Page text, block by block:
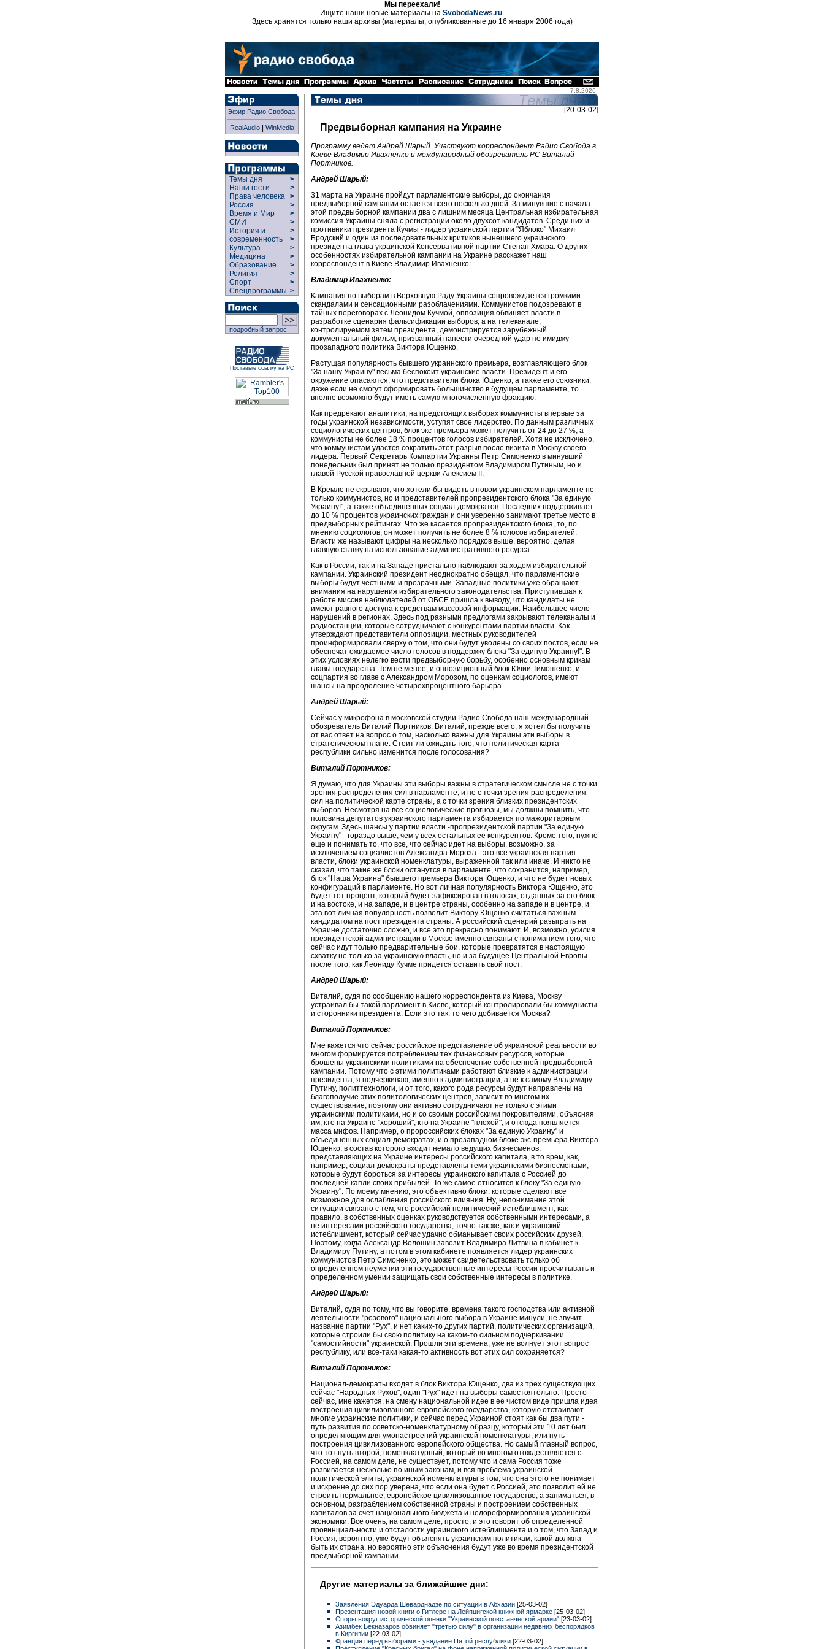
Мы переехали!
Ищите наши новые материалы на SvobodaNews.ru.
Здесь хранятся только наши архивы (материалы, опубликованные до 16 января 2006 года)
7.8.2026
Эфир Радио Свобода
RealAudio| WinMedia
Темы дня
>
Наши гости
>
Права человека >
Россия
>
Время и Мир
>
СМИ
>
История и
современность
>
>
Культура
>
Медицина
>
Образование
>
Религия
>
Спорт
>
Спецпрограммы >
подробный запрос
Поставьте ссылку на РС
[20-03-02]
Предвыборная кампания на Украине
Программу ведет Андрей Шарый. Участвуют корреспондент Радио Свобода в
Киеве Владимир Ивахненко и международный обозреватель РС Виталий
Портников.
Андрей Шарый:
31 марта на Украине пройдут парламентские выборы, до окончания
предвыборной кампании остается всего несколько дней. За минувшие с начала
этой предвыборной кампании два с лишним месяца Центральная избирательная
комиссия Украины сняла с регистрации около двухсот кандидатов. Среди них и
противники президента Кучмы - лидер украинской партии "Яблоко" Михаил
Бродский и один из последовательных критиков нынешнего украинского
президента глава украинской Консервативной партии Степан Хмара. О других
особенностях избирательной кампании на Украине расскажет наш
корреспондент в Киеве Владимир Ивахненко:
Владимир Ивахненко:
Кампания по выборам в Верховную Раду Украины сопровождается громкими
скандалами и сенсационными разоблачениями. Коммунистов подозревают в
тайных переговорах с Леонидом Кучмой, оппозиция обвиняет власти в
разработке сценария фальсификации выборов, а на телеканале,
контролируемом зятем президента, демонстрируется зарубежный
документальный фильм, призванный нанести очередной удар по имиджу
прозападного политика Виктора Ющенко.
Растущая популярность бывшего украинского премьера, возглавляющего блок
"За нашу Украину" весьма беспокоит украинские власти. Президент и его
окружение опасаются, что представители блока Ющенко, а также его союзники,
даже если не смогут сформировать большинство в будущем парламенте, то
вполне возможно будут иметь самую многочисленную фракцию.
Как предрекают аналитики, на предстоящих выборах коммунисты впервые за
годы украинской независимости, уступят свое лидерство. По данным различных
социологических центров, блок экс-премьера может получить от 24 до 27 %, а
коммунисты не более 18 % процентов голосов избирателей. Хотя не исключено,
что коммунистам удастся сократить этот разрыв после визита в Москву своего
лидера. Первый Секретарь Компартии Украины Петр Симоненко в минувший
понедельник был принят не только президентом Владимиром Путиным, но и
главой Русской православной церкви Алексием II.
В Кремле не скрывают, что хотели бы видеть в новом украинском парламенте не
только коммунистов, но и представителей пропрезидентского блока "За единую
Украину!", а также объединенных социал-демократов. Последних поддерживает
до 10 % процентов украинских граждан и они уверенно занимают третье место в
предвыборных рейтингах. Что же касается пропрезидентского блока, то, по
мнению социологов, он может получить не более 8 % голосов избирателей.
Власти же называют цифры на несколько порядков выше, вероятно, делая
главную ставку на использование административного ресурса.
Как в России, так и на Западе пристально наблюдают за ходом избирательной
кампании. Украинский президент неоднократно обещал, что парламентские
выборы будут честными и прозрачными. Западные политики уже обращают
внимания на нарушения избирательного законодательства. Приступившая к
работе миссия наблюдателей от ОБСЕ пришла к выводу, что кандидаты не
имеют равного доступа к средствам массовой информации. Наибольшее число
нарушений в регионах. Здесь под разными предлогами закрывают телеканалы и
радиостанции, которые сотрудничают с конкурентами партии власти. Как
утверждают представители оппозиции, местных руководителей
проинформировали сверху о том, что они будут уволены со своих постов, если не
обеспечат ожидаемое число голосов в поддержку блока "За единую Украину!". В
этих условиях нелегко вести предвыборную борьбу, особенно основным крикам
главы государства. Тем не менее, и оппозиционный блок Юлии Тимошенко, и
соцпартия во главе с Александром Морозом, по оценкам социологов, имеют
шансы на преодоление четырехпроцентного барьера.
Андрей Шарый:
Сейчас у микрофона в московской студии Радио Свобода наш международный
обозреватель Виталий Портников. Виталий, прежде всего, я хотел бы получить
от вас ответ на вопрос о том, насколько важны для Украины эти выборы в
стратегическом плане. Стоит ли ожидать того, что политическая карта
республики сильно изменится после голосования?
Виталий Портников:
Я думаю, что для Украины эти выборы важны в стратегическом смысле не с точки
зрения распределения сил в парламенте, и не с точки зрения распределения
сил на политической карте страны, а с точки зрения близких президентских
выборов. Несмотря на все социологические прогнозы, мы должны помнить, что
половина депутатов украинского парламента избирается по мажоритарным
округам. Здесь шансы у партии власти -пропрезидентской партии "За единую
Украину" - гораздо выше, чем у всех остальных ее конкурентов. Кроме того, нужно
еще и понимать то, что все, что сейчас идет на выборы, возможно, за
исключением социалистов Александра Мороза - это все украинская партия
власти, блоки украинской номенклатуры, выраженной так или иначе. И никто не
сказал, что такие же блоки останутся в парламенте, что сохранится, например,
блок "Наша Украина" бывшего премьера Виктора Ющенко, и что не будет новых
конфигураций в парламенте. Но вот личная популярность Виктора Ющенко, это
будет тот процент, который будет зафиксирован в голосах, отданных за его блок
и на востоке, и на западе, и в центре страны, особенно на западе и в центре, и
эта вот личная популярность позволит Виктору Ющенко считаться важным
кандидатом на пост президента страны. А российский сценарий разыграть на
Украине достаточно сложно, и все это прекрасно понимают. И, возможно, усилия
президентской администрации в Москве именно связаны с пониманием того, что
сейчас идут только предварительные бои, которые превратятся в настоящую
схватку не только за украинскую власть, но и за будущее Центральной Европы
после того, как Леониду Кучме придется оставить свой пост.
Андрей Шарый:
Виталий, судя по сообщению нашего корреспондента из Киева, Москву
устраивал бы такой парламент в Киеве, который контролировали бы коммунисты
и сторонники президента. Если это так. то чего добивается Москва?
Виталий Портников:
Мне кажется что сейчас российское представление об украинской реальности во
многом формируется потреблением тех финансовых ресурсов, которые
брошены украинскими политиками на обеспечение собственной предвыборной
кампании. Потому что с этими политиками работают близкие к администрации
президента, я подчеркиваю, именно к администрации, а не к самому Владимиру
Путину, политтехнологи, и от того, какого рода ресурсы будут направлены на
благополучие этих политологических центров, зависит во многом их
существование, поэтому они активно сотрудничают не только с этими
украинскими политиками, но и со своими российскими покровителями, объясняя
им, кто на Украине "хороший", кто на Украине "плохой", и отсюда появляется
масса мифов. Например, о пророссийских блоках "За единую Украину" и
объединенных социал-демократах, и о прозападном блоке экс-премьера Виктора
Ющенко, в состав которого входит немало ведущих бизнесменов,
представляющих на Украине интересы российского капитала, в то врем, как,
например, социал-демократы представлены теми украинскими бизнесменами,
которые будут бороться за интересы украинского капитала с Россией до
последней капли своих прибылей. То же самое относится к блоку "За единую
Украину". По моему мнению, это объективно блоки. которые сделают все
возможное для ослабления российского влияния. Ну, непонимание этой
ситуации связано с тем, что российский политический истеблишмент, как
правило, в собственных оценках руководствуется собственными интересами, а
не интересами российского государства, точно так же, как и украинский
истеблишмент, который сейчас удачно обманывает своих российских друзей.
Поэтому, когда Александр Волошин завозит Владимира Литвина в кабинет к
Владимиру Путину, а потом в этом кабинете появляется лидер украинских
коммунистов Петр Симоненко, это может свидетельствовать только об
определенном неумении эти государственные интересы России просчитывать и
определенном умении защищать свои собственные интересы в политике.
Андрей Шарый:
Виталий, судя по тому, что вы говорите, времена такого господства или активной
деятельности "розового" национального выбора в Украине минули, не звучит
название партии "Рух", и нет каких-то других партий, политических организаций,
которые строили бы свою политику на каком-то сильном подчеркивании
"самостийности" украинской. Прошли эти времена, уже не волнует этот вопрос
республику, или все-таки какая-то активность вот этих сил сохраняется?
Виталий Портников:
Национал-демократы входят в блок Виктора Ющенко, два из трех существующих
сейчас "Народных Рухов", один "Рух" идет на выборы самостоятельно. Просто
сейчас, мне кажется, на смену национальной идее в ее чистом виде пришла идея
построения цивилизованного европейского государства, которую отстаивают
многие украинские политики, и сейчас перед Украиной стоят как бы два пути -
путь развития по советско-номенклатурному образцу, который эти 10 лет был
определяющим для умонастроений украинской номенклатуры, или путь
построения цивилизованного европейского общества. Но самый главный вопрос,
что тот путь второй, номенклатурный, который во многом отождествляется с
Россией, на самом деле, не существует, потому что и сама Россия тоже
развивается несколько по иным законам, и вся проблема украинской
политической элиты, украинской номенклатуры в том, что она этого не понимает
и искренне до сих пор уверена, что если она будет с Россией, это позволит ей не
строить нормальное, европейское цивилизованное государство, а заниматься, в
основном, разграблением собственной страны и построением собственных
капиталов за счет национального бюджета и недореформирования украинской
экономики. Все очень, на самом деле, просто, и это говорит об определенной
провинциальности и отсталости украинского истеблишмента и о том, что Запад и
Россия, вероятно, уже будут объяснять украинским политикам, какой должна
быть их страна, но вероятно эти объяснения будут уже во время президентской
предвыборной кампании.
Другие материалы за ближайшие дни:
Заявления Эдуарда Шеварднадзе по ситуации в Абхазии [25-03-02]
Презентация новой книги о Гитлере на Лейпцигской книжной ярмарке [25-03-02]
Споры вокруг исторической оценки "Украинской повстанческой армии" [23-03-02]
Азимбек Бекназаров обвиняет "третью силу" в организации недавних беспорядков
в Киргизии [22-03-02]
Франция перед выборами - увядание Пятой республики [22-03-02]